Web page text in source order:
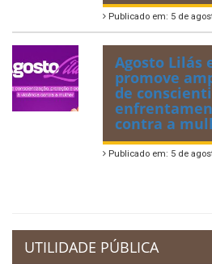
Publicado em: 5 de
Agosto Lilás
promove
de
contra a
Publicado em: 5 de
UTILIDADE PÚBLICA